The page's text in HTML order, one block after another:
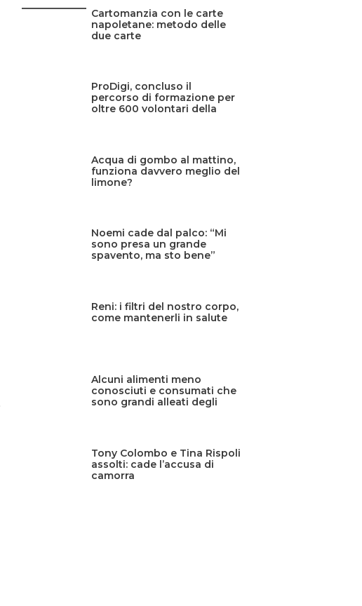
Cartomanzia con le carte
napoletane: metodo delle
due carte
ProDigi, concluso il
percorso di formazione per
oltre 600 volontari della
Acqua di gombo al mattino,
funziona davvero meglio del
limone?
Noemi cade dal palco: “Mi
sono presa un grande
spavento, ma sto bene”
Reni: i filtri del nostro corpo,
come mantenerli in salute
Alcuni alimenti meno
conosciuti e consumati che
sono grandi alleati degli
Tony Colombo e Tina Rispoli
assolti: cade l’accusa di
camorra